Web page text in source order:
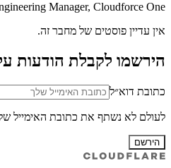
Manager, Cloudforce One
אין עדיין פוסטים של מחבר זה.
הירשמו לקבלת הודעות
כתובת דוא״ל
לעולם לא נשתף את כתובת האימייל
הירשם